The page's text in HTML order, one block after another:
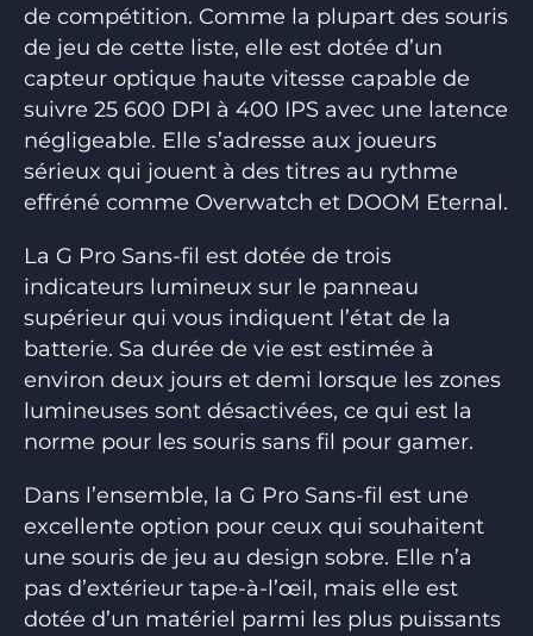
de compétition. Comme la plupart des souris
de jeu de cette liste, elle est dotée d’un
capteur optique haute vitesse capable de
suivre 25 600 DPI à 400 IPS avec une latence
négligeable. Elle s’adresse aux joueurs
sérieux qui jouent à des titres au rythme
effréné comme Overwatch et DOOM Eternal.
La G Pro Sans-fil est dotée de trois
indicateurs lumineux sur le panneau
supérieur qui vous indiquent l’état de la
batterie. Sa durée de vie est estimée à
environ deux jours et demi lorsque les zones
lumineuses sont désactivées, ce qui est la
norme pour les souris sans fil pour gamer.
Dans l’ensemble, la G Pro Sans-fil est une
excellente option pour ceux qui souhaitent
une souris de jeu au design sobre. Elle n’a
pas d’extérieur tape-à-l’œil, mais elle est
dotée d’un matériel parmi les plus puissants